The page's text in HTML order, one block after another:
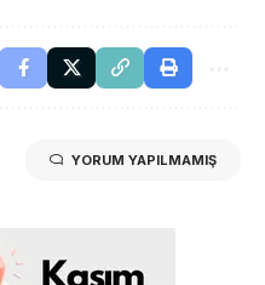
YORUM YAPILMAMIŞ